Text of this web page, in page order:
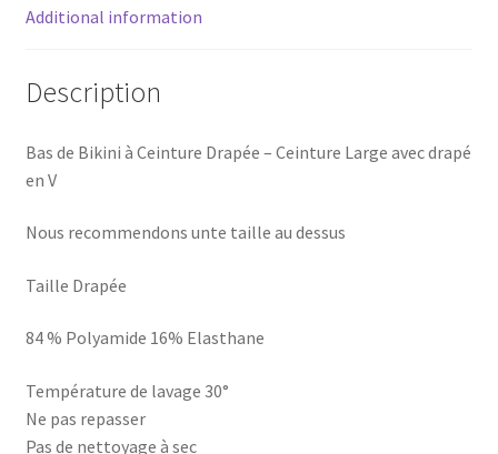
Additional information
Description
Bas de Bikini à Ceinture Drapée – Ceinture Large avec drapé
en V
Nous recommendons unte taille au dessus
Taille Drapée
84 % Polyamide 16% Elasthane
Température de lavage 30°
Ne pas repasser
Pas de nettoyage à sec